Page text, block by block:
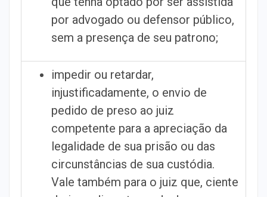
por advogado ou defensor público,
sem a presença de seu patrono;
impedir ou retardar,
injustificadamente, o envio de
pedido de preso ao juiz
competente para a apreciação da
legalidade de sua prisão ou das
circunstâncias de sua custódia.
Vale também para o juiz que, ciente